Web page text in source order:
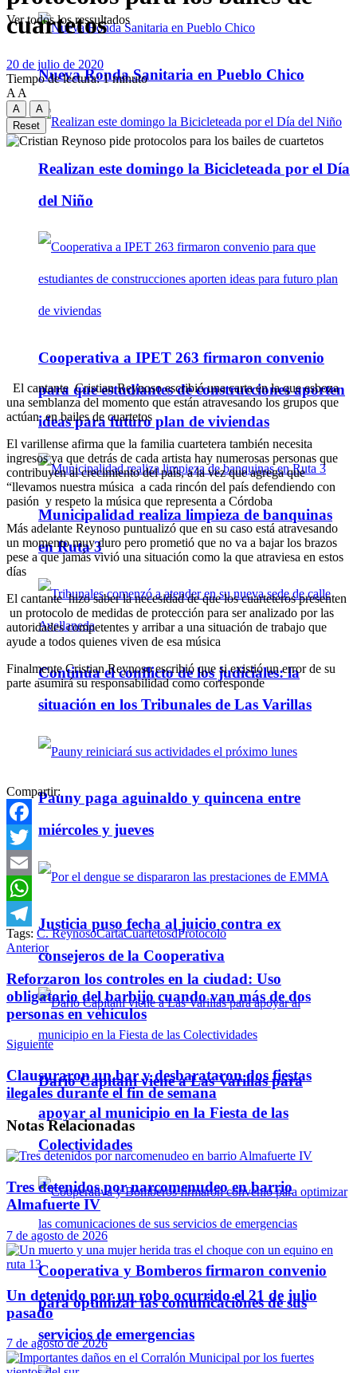
Nueva Ronda Sanitaria en Pueblo Chico
Realizan este domingo la Bicicleteada por el Día
del Niño
Cooperativa a IPET 263 firmaron convenio
para que estudiantes de construcciones aporten
ideas para futuro plan de viviendas
Municipalidad realiza limpieza de banquinas
en Ruta 3
Continúa el conflicto de los judiciales: la
situación en los Tribunales de Las Varillas
Pauny paga aguinaldo y quincena entre
miércoles y jueves
Justicia puso fecha al juicio contra ex
consejeros de la Cooperativa
Darío Capitani viene a Las Varillas para
apoyar al municipio en la Fiesta de las
Colectividades
Cooperativa y Bomberos firmaron convenio
para optimizar las comunicaciones de sus
servicios de emergencias
Ver todos los ressultados
cuartetos
20 de julio de 2020
Tiempo de lectura: 1 minuto
A A
A
A
Reset
El cantante Cristian Reynoso escribió una carta en la que esboza
una semblanza del momento que están atravesando los grupos que
actúan en bailes de cuartetos
El varillense afirma que la familia cuartetera también necesita
ingresos ya que detrás de cada artista hay numerosas personas que
contribuyen al crecimiento del país, a la vez que agrega que
“llevamos nuestra música a cada rincón del país defendiendo con
pasión y respeto la música que representa a Córdoba
Más adelante Reynoso puntualizó que en su caso está atravesando
un momento muy duro pero prometió que no va a bajar los brazos
pese a que jamás vivió una situación como la que atraviesa en estos
días
El cantante hizo saber la necesidad de que los cuarteteros presenten
un protocolo de medidas de protección para ser analizado por las
autoridades competentes y arribar a una situación de trabajo que
ayude a todos quienes viven de esa música
Finalmente Cristian Reynoso escribió que si existió un error de su
parte asumirá su responsabilidad como corresponde
Compartir:
Facebook
Twitter
Email
WhatsApp
Telegram
Tags: C. ReynosoCartaCuartetosdProtocolo
Anterior
Reforzaron los controles en la ciudad: Uso
obligatorio del barbijo cuando van más de dos
personas en vehículos
Siguiente
Clausuraron un bar y desbarataron dos fiestas
ilegales durante el fin de semana
NotasRelacionadas
Tres detenidos por narcomenudeo en barrio
Almafuerte IV
7 de agosto de 2026
Un detenido por un robo ocurrido el 21 de julio
pasado
7 de agosto de 2026